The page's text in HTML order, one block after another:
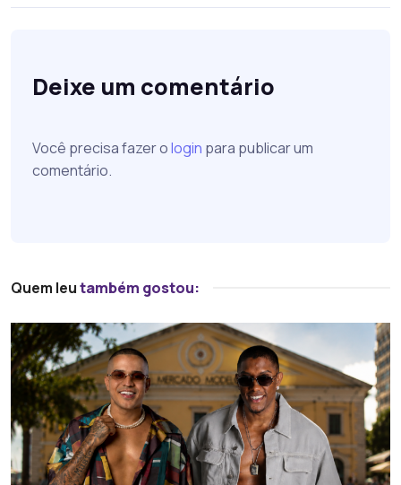
Deixe um comentário
Você precisa fazer ologin para publicar um
comentário.
Quem leutambém gostou: